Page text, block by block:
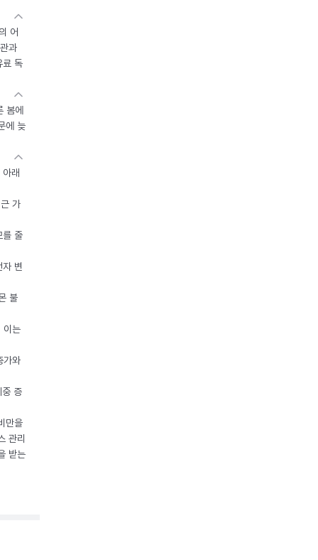
어
과
료 독
봄에
에 늦
래
가
를 줄
변
불
이는
가와
중 증
만을
관리
받는